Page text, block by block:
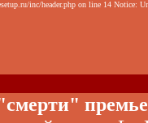
inc/header.php on line 14 Notice: